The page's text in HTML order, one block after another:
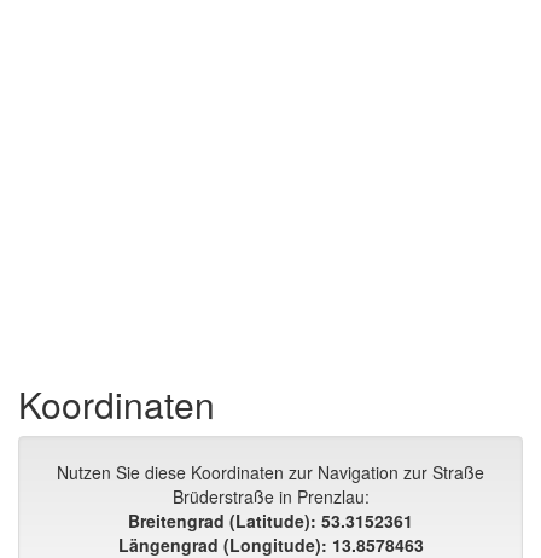
Koordinaten
Nutzen Sie diese Koordinaten zur Navigation zur Straße
Brüderstraße in Prenzlau:
Breitengrad (Latitude): 53.3152361
Längengrad (Longitude): 13.8578463